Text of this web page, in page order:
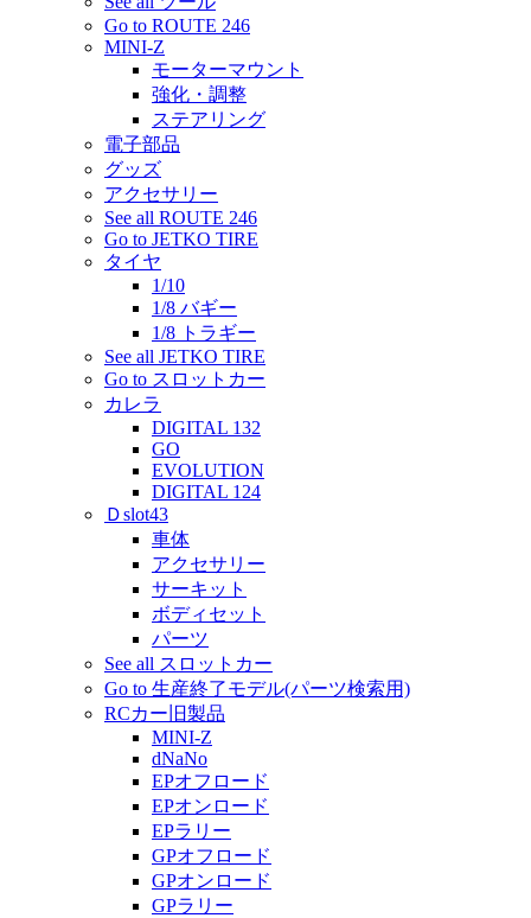
Go to ROUTE 246
MINI-Z
モーターマウント
強化・調整
ステアリング
電子部品
グッズ
アクセサリー
See all ROUTE 246
Go to JETKO TIRE
タイヤ
1/10
1/8 バギー
1/8 トラギー
See all JETKO TIRE
Go to スロットカー
カレラ
DIGITAL 132
GO
EVOLUTION
DIGITAL 124
Ｄslot43
車体
アクセサリー
サーキット
ボディセット
パーツ
See all スロットカー
Go to 生産終了モデル(パーツ検索用)
RCカー旧製品
MINI-Z
dNaNo
EPオフロード
EPオンロード
EPラリー
GPオフロード
GPオンロード
GPラリー